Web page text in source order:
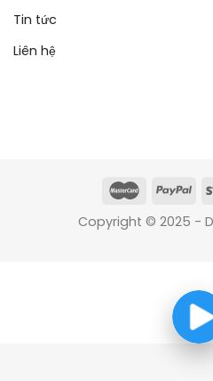
Tin tức
Liên hệ
Copyright © 2025 -